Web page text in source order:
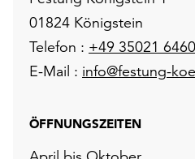
01824 Königstein
Telefon : +49 35021
E-Mail : info@festung-
ÖFFNUNGSZEITEN